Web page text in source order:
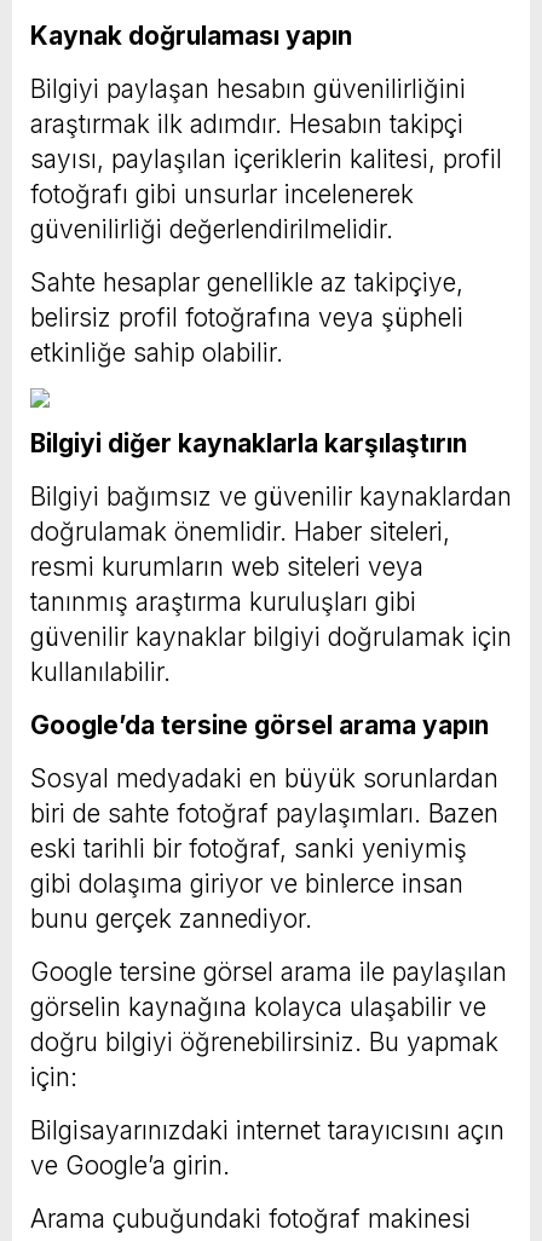
Kaynak doğrulaması yapın
Bilgiyi paylaşan hesabın güvenilirliğini
araştırmak ilk adımdır. Hesabın takipçi
sayısı, paylaşılan içeriklerin kalitesi, profil
fotoğrafı gibi unsurlar incelenerek
güvenilirliği değerlendirilmelidir.
Sahte hesaplar genellikle az takipçiye,
belirsiz profil fotoğrafına veya şüpheli
etkinliğe sahip olabilir.
Bilgiyi diğer kaynaklarla karşılaştırın
Bilgiyi bağımsız ve güvenilir kaynaklardan
doğrulamak önemlidir. Haber siteleri,
resmi kurumların web siteleri veya
tanınmış araştırma kuruluşları gibi
güvenilir kaynaklar bilgiyi doğrulamak için
kullanılabilir.
Google’da tersine görsel arama yapın
Sosyal medyadaki en büyük sorunlardan
biri de sahte fotoğraf paylaşımları. Bazen
eski tarihli bir fotoğraf, sanki yeniymiş
gibi dolaşıma giriyor ve binlerce insan
bunu gerçek zannediyor.
Google tersine görsel arama ile paylaşılan
görselin kaynağına kolayca ulaşabilir ve
doğru bilgiyi öğrenebilirsiniz. Bu yapmak
için:
Bilgisayarınızdaki internet tarayıcısını açın
ve Google’a girin.
Arama çubuğundaki fotoğraf makinesi